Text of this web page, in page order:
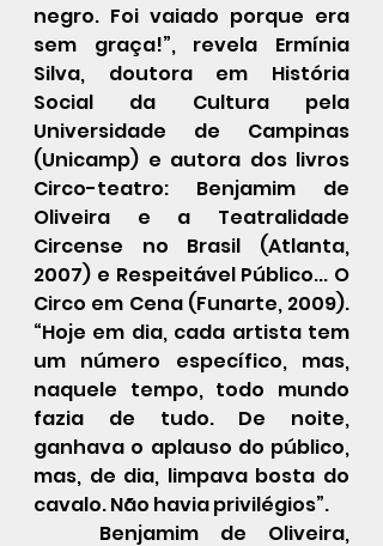
negro. Foi vaiado porque era
sem graça!”, revela Ermínia
Silva, doutora em História
Social da Cultura pela
Universidade de Campinas
(Unicamp) e autora dos livros
Circo-teatro: Benjamim de
Oliveira e a Teatralidade
Circense no Brasil (Atlanta,
2007) e Respeitável Público... O
Circo em Cena (Funarte, 2009).
“Hoje em dia, cada artista tem
um número específico, mas,
naquele tempo, todo mundo
fazia de tudo. De noite,
ganhava o aplauso do público,
mas, de dia, limpava bosta do
cavalo. Não havia privilégios”.